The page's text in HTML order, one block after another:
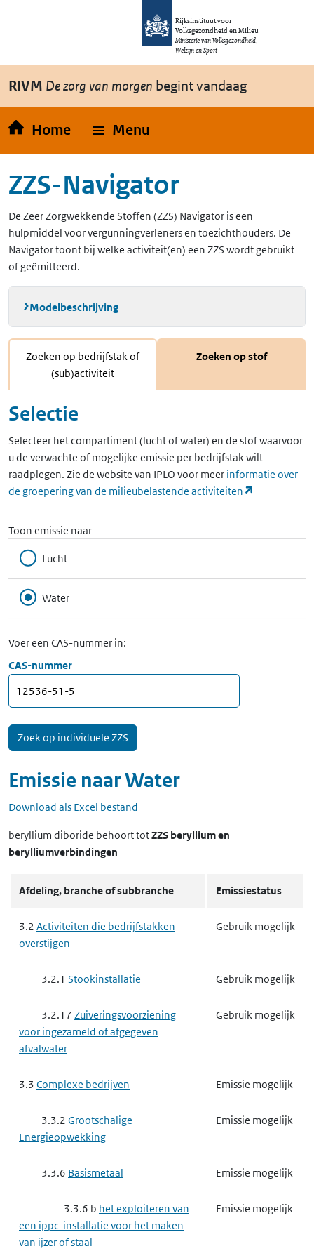
Overslaan en naar de inhoud gaan
Rijksinstituut voor
Volksgezondheid en Milieu
Ministerie van Volksgezondheid,
Welzijn en Sport
RIVM De zorg van morgen begint vandaag
Home Menu
ZZS-Navigator
De Zeer Zorgwekkende Stoffen (ZZS) Navigator is een
hulpmiddel voor vergunningverleners en toezichthouders. De
Navigator toont bij welke activiteit(en) een ZZS wordt gebruikt
of geëmitteerd.
Modelbeschrijving
Zoeken op bedrijfstak of
(sub)activiteit
Zoeken op stof
Selectie
Selecteer het compartiment (lucht of water) en de stof waarvoor
u de verwachte of mogelijke emissie per bedrijfstak wilt
raadplegen. Zie de website van IPLO voor meer informatie over
de groepering van de milieubelastende activiteiten
Toon emissie naar
Lucht
Water
Voer een CAS-nummer in:
CAS-nummer
Emissie naarWater
Download als Excel bestand
beryllium diboride behoort totZZS beryllium en
berylliumverbindingen
Afdeling, branche of subbranche Emissiestatus
3.2 Activiteiten die bedrijfstakken
overstijgen
Gebruik mogelijk
3.2.1 Stookinstallatie Gebruik mogelijk
3.2.17 Zuiveringsvoorziening
voor ingezameld of afgegeven
afvalwater
Gebruik mogelijk
3.3 Complexe bedrijven Emissie mogelijk
3.3.2 Grootschalige
Energieopwekking
Emissie mogelijk
3.3.6 Basismetaal Emissie mogelijk
3.3.6 b het exploiteren van
een ippc-installatie voor het maken
van ijzer of staal
Emissie mogelijk